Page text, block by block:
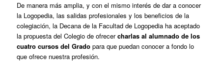
De manera más amplia, y con el mismo interés de dar a conocer
la Logopedia, las salidas profesionales y los beneficios de la
colegiación, la Decana de la Facultad de Logopedia ha aceptado
la propuesta del Colegio de ofrecercharlas al alumnado de los
cuatro cursos del Gradopara que puedan conocer a fondo lo
que ofrece nuestra profesión.